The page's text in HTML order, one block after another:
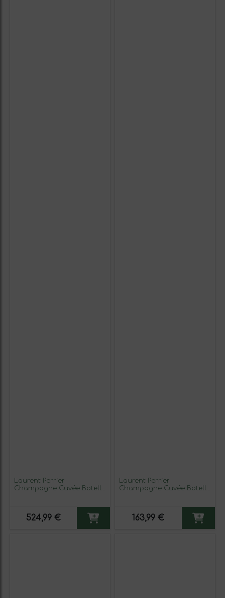
Laurent Perrier
Champagne Cuvée Botella
524,99 €
Laurent Perrier
Champagne Cuvée Botella
163,99 €